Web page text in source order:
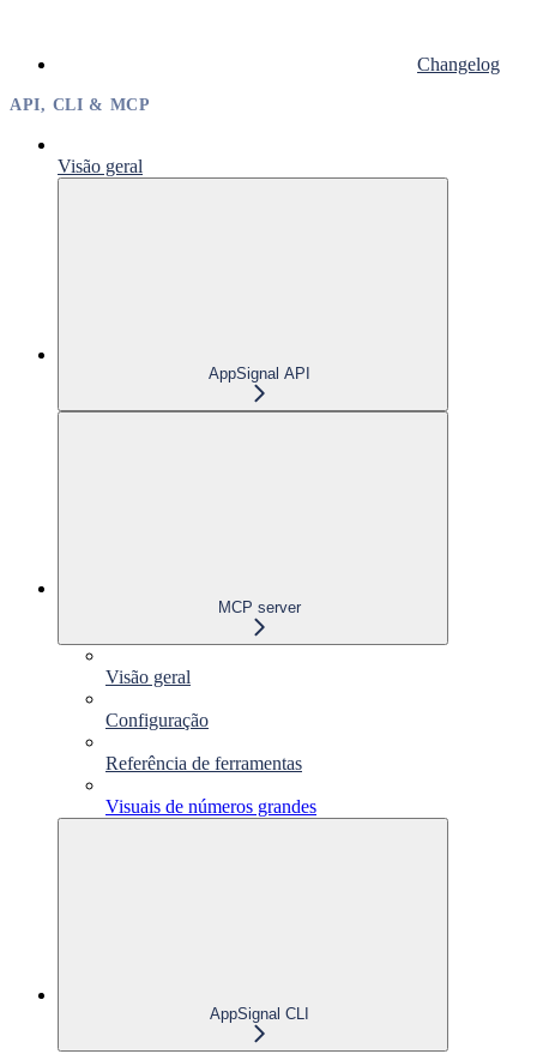
Changelog
API, CLI & MCP
Visão geral
AppSignal API
MCP server
Visão geral
Configuração
Referência de ferramentas
Visuais de números grandes
AppSignal CLI